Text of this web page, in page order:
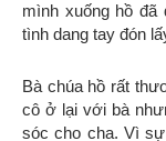
mình xuống hồ
tình dang tay đón
Bà chúa hồ rất
cô ở lại với bà
sóc cho cha. Vì